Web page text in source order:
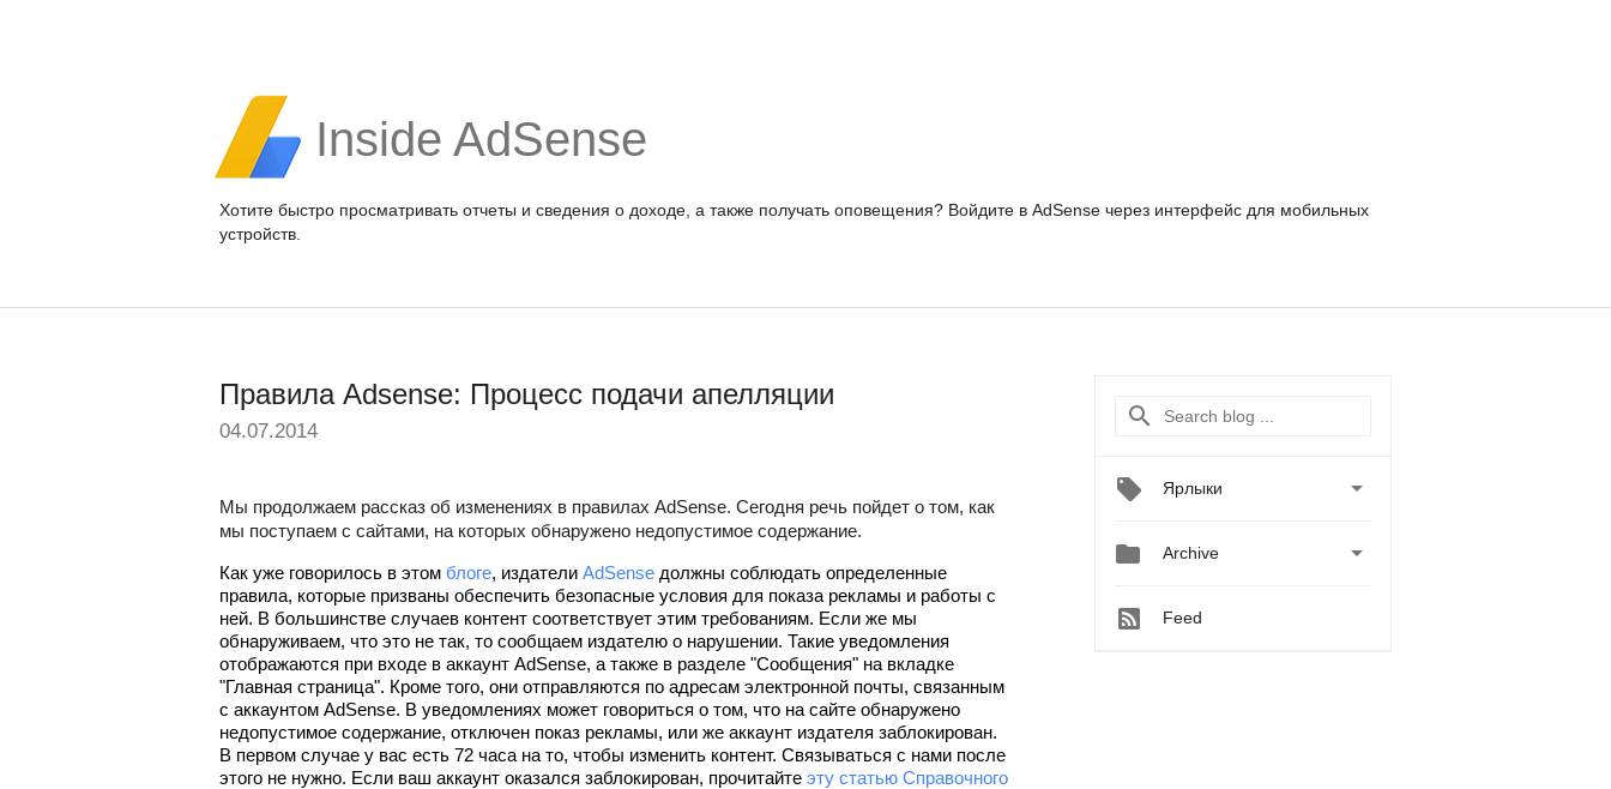
Inside AdSense
Хотите быстро просматривать отчеты и сведения о доходе, а также получать оповещения? Войдите в AdSense через интерфейс для мобильных
устройств.
Правила Adsense: Процесс подачи апелляции
04.07.2014
Мы продолжаем рассказ об изменениях в правилах AdSense. Сегодня речь пойдет о том, как
мы поступаем с сайтами, на которых обнаружено недопустимое содержание.
Как уже говорилось в этом блоге, издатели AdSense должны соблюдать определенные
правила, которые призваны обеспечить безопасные условия для показа рекламы и работы с
ней. В большинстве случаев контент соответствует этим требованиям. Если же мы
обнаруживаем, что это не так, то сообщаем издателю о нарушении. Такие уведомления
отображаются при входе в аккаунт AdSense, а также в разделе "Сообщения" на вкладке
"Главная страница". Кроме того, они отправляются по адресам электронной почты, связанным
с аккаунтом AdSense. В уведомлениях может говориться о том, что на сайте обнаружено
недопустимое содержание, отключен показ рекламы, или же аккаунт издателя заблокирован.
В первом случае у вас есть 72 часа на то, чтобы изменить контент. Связываться с нами после
этого не нужно. Если ваш аккаунт оказался заблокирован, прочитайте эту статью Справочного
Ярлыки 
 Archive 
Feed